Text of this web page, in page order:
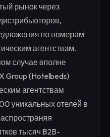
рынок через
по номерам
агентствам.
случае вполне
Group (Hotelbeds)
агентствам
уникальных отелей в
тысяч B2B-